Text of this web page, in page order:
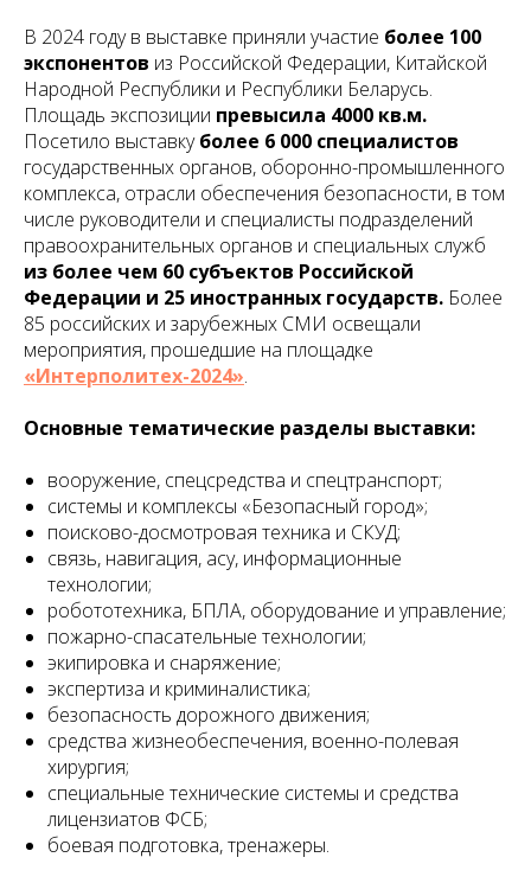
В 2024 году в выставке приняли участие более 100
экспонентов из Российской Федерации, Китайской
Народной Республики и Республики Беларусь.
Площадь экспозиции превысила 4000 кв.м.
Посетило выставкуболее 6 000 специалистов
государственных органов, оборонно-промышленного
комплекса, отрасли обеспечения безопасности, в том
числе руководители и специалисты подразделений
правоохранительных органов и специальных служб
из более чем 60 субъектов Российской
Федерации и 25 иностранных государств. Более
85 российских и зарубежных СМИ освещали
мероприятия, прошедшие на площадке
«Интерполитех-2024».
Основные тематические разделы выставки:
вооружение, спецсредства и спецтранспорт;
системы и комплексы «Безопасный город»;
поисково-досмотровая техника и СКУД;
связь, навигация, асу, информационные
технологии;
робототехника, БПЛА, оборудование и управление;
пожарно-спасательные технологии;
экипировка и снаряжение;
экспертиза и криминалистика;
безопасность дорожного движения;
средства жизнеобеспечения, военно-полевая
хирургия;
специальные технические системы и средства
лицензиатов ФСБ;
боевая подготовка, тренажеры.